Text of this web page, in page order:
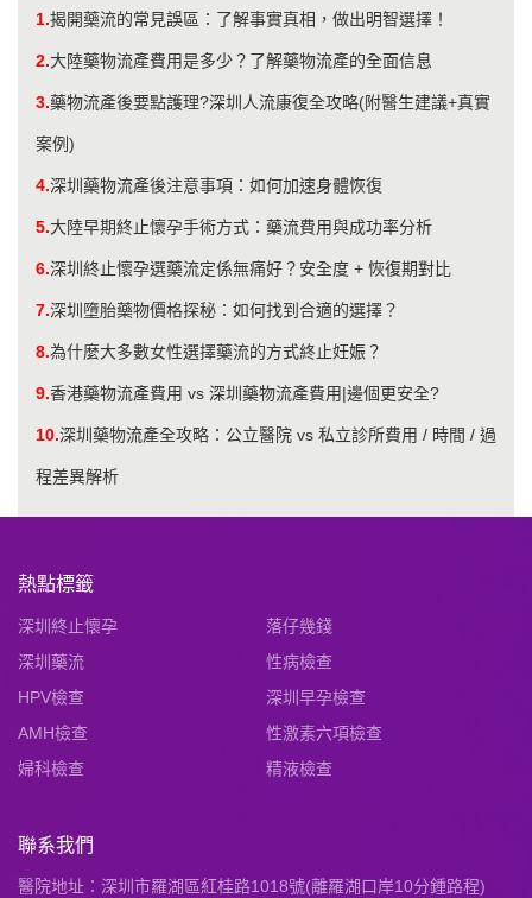
1.揭開藥流的常見誤區：了解事實真相，做出明智選擇！
2.大陸藥物流產費用是多少？了解藥物流產的全面信息
3.藥物流產後要點護理?深圳人流康復全攻略(附醫生建議+真實
案例)
4.深圳藥物流產後注意事項：如何加速身體恢復
5.大陸早期終止懷孕手術方式：藥流費用與成功率分析
6.深圳終止懷孕選藥流定係無痛好？安全度 + 恢復期對比
7.深圳墮胎藥物價格探秘：如何找到合適的選擇？
8.為什麼大多數女性選擇藥流的方式終止妊娠？
9.香港藥物流產費用 vs 深圳藥物流產費用|邊個更安全?
10.深圳藥物流產全攻略：公立醫院 vs 私立診所費用 / 時間 / 過
程差異解析
熱點標籤
深圳終止懷孕
落仔幾錢
深圳藥流
性病檢查
HPV檢查
深圳早孕檢查
AMH檢查
性激素六項檢查
婦科檢查
精液檢查
聯系我們
醫院地址：深圳市羅湖區紅桂路1018號(離羅湖口岸10分鍾路程)